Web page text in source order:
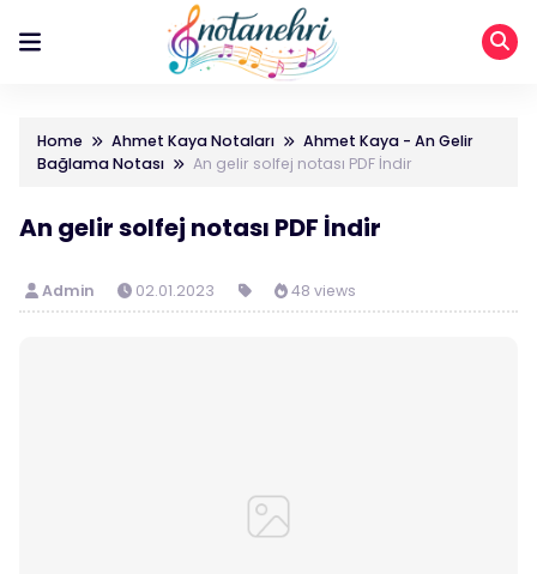
Home Ahmet Kaya Notaları
Ahmet Kaya - An Gelir
Bağlama Notası
An gelir solfej notası PDF İndir
An gelir solfej notası PDF İndir
Admin 02.01.2023 48 views